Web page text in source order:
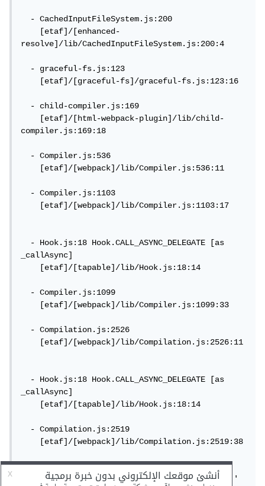
- CachedInputFileSystem.js:200
[etaf]/[enhanced-
resolve]/lib/CachedInputFileSystem.js:200:4
- graceful-fs.js:123
[etaf]/[graceful-fs]/graceful-fs.js:123:16
- child-compiler.js:169
[etaf]/[html-webpack-plugin]/lib/child-
compiler.js:169:18
- Compiler.js:536
[etaf]/[webpack]/lib/Compiler.js:536:11
- Compiler.js:1103
[etaf]/[webpack]/lib/Compiler.js:1103:17
- Hook.js:18 Hook.CALL_ASYNC_DELEGATE [as
_callAsync]
[etaf]/[tapable]/lib/Hook.js:18:14
- Compiler.js:1099
[etaf]/[webpack]/lib/Compiler.js:1099:33
- Compilation.js:2526
[etaf]/[webpack]/lib/Compilation.js:2526:11
- Hook.js:18 Hook.CALL_ASYNC_DELEGATE [as
_callAsync]
[etaf]/[tapable]/lib/Hook.js:18:14
- Compilation.js:2519
[etaf]/[webpack]/lib/Compilation.js:2519:38
ERROR in   Error: Child compilation failed:
Module parse failed: Unexpected character ''